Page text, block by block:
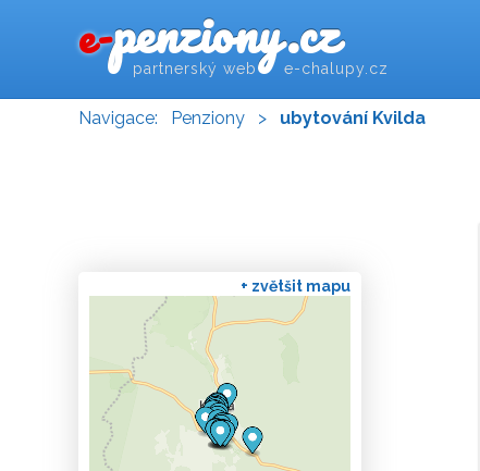
e-penziony.cz
partnerský web e-chalupy.cz
Navigace: Penziony > ubytování Kvilda
+ zvětšit mapu